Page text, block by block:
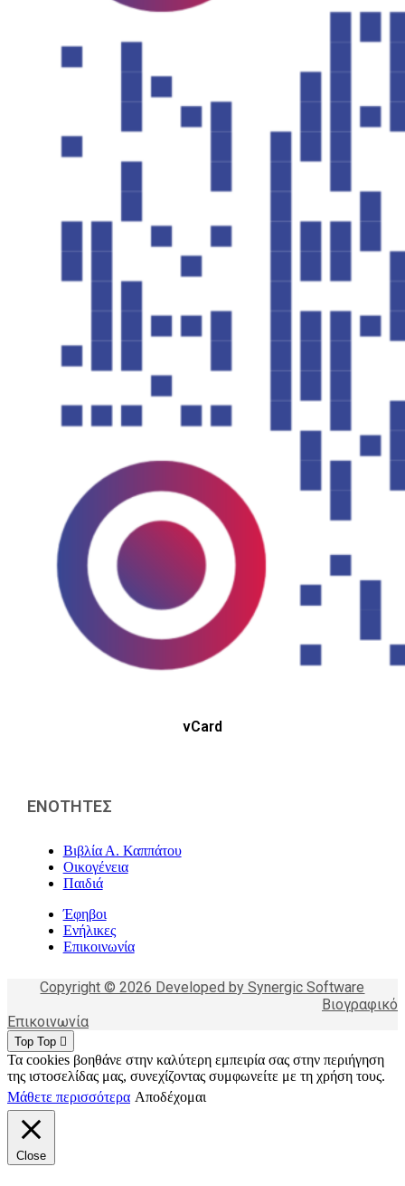
vCard
ΕΝΟΤΗΤΕΣ
Βιβλία Α. Καππάτου
Οικογένεια
Παιδιά
Έφηβοι
Ενήλικες
Επικοινωνία
Copyright © 2026 Developed by Synergic Software
Βιογραφικό
Επικοινωνία
Top Top
Τα cookies βοηθάνε στην καλύτερη εμπειρία σας στην περιήγηση
της ιστοσελίδας μας, συνεχίζοντας συμφωνείτε με τη χρήση τους.
Μάθετε περισσότερα Αποδέχομαι
Close